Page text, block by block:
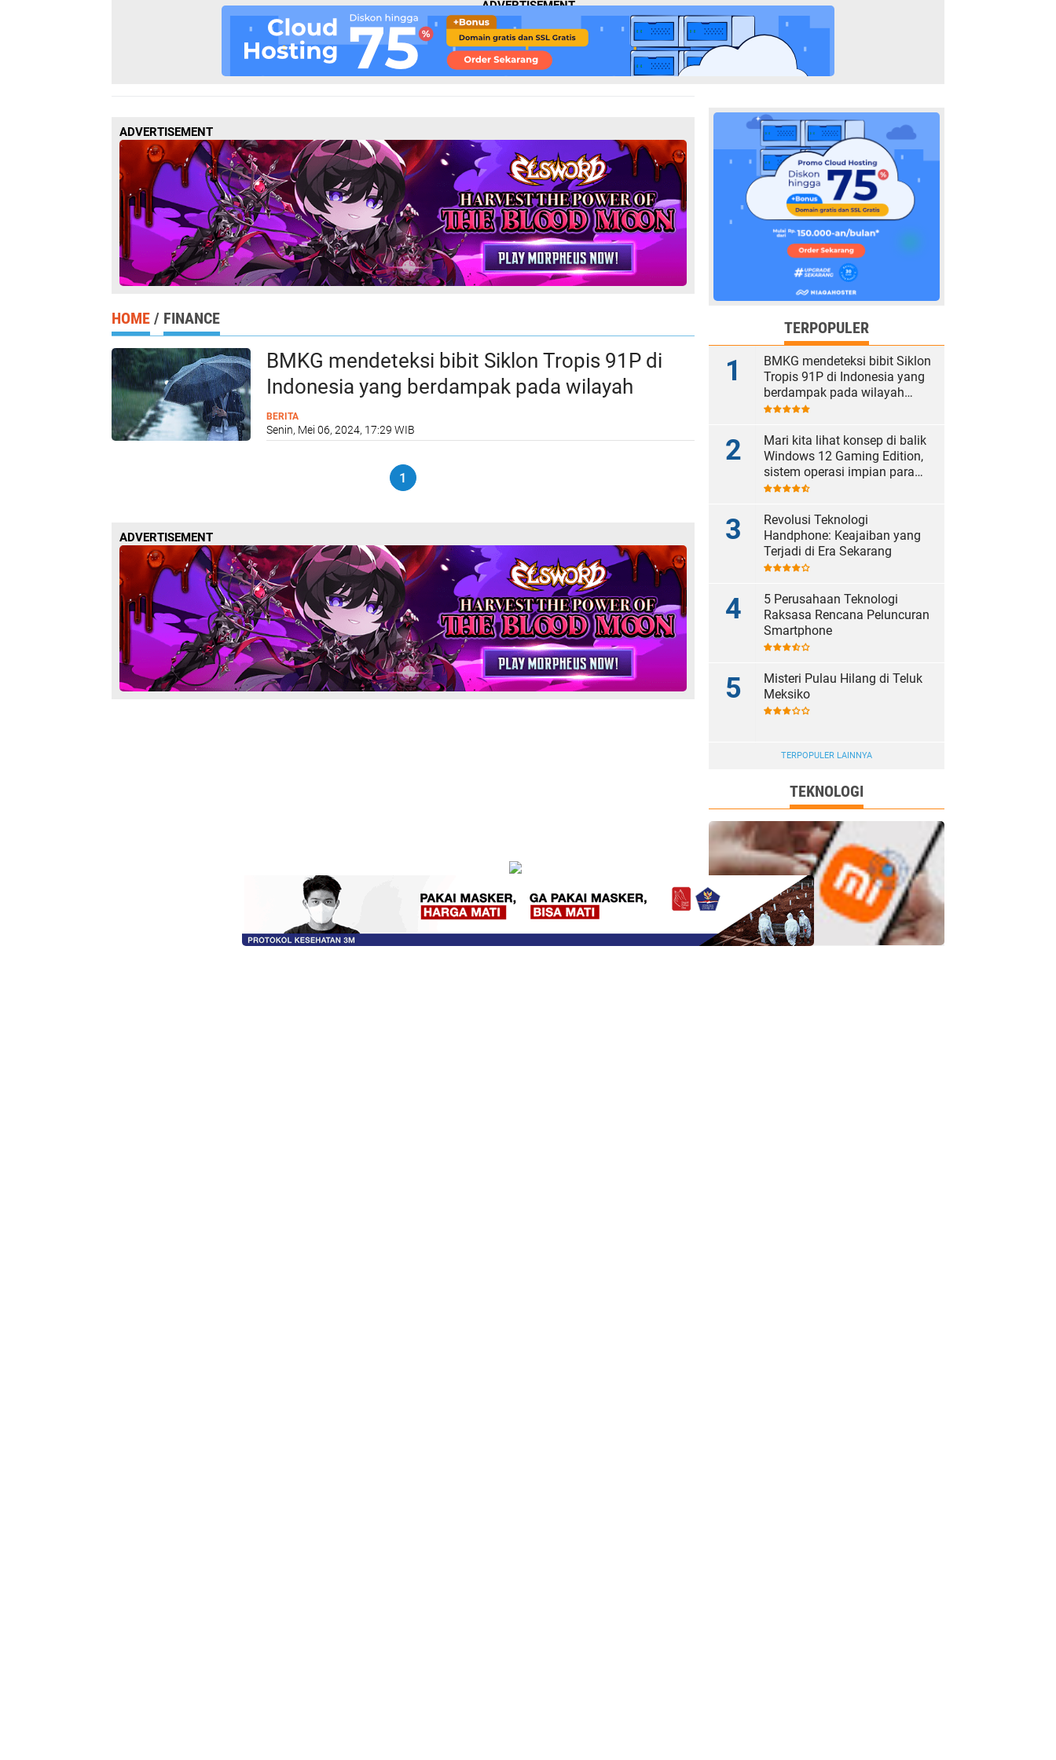
ADVERTISEMENT
ADVERTISEMENT
HOME / FINANCE
BMKG mendeteksi bibit Siklon Tropis 91P di
Indonesia yang berdampak pada wilayah
tersebut.
BERITA
Senin, Mei 06, 2024, 17:29 WIB
1
ADVERTISEMENT
TERPOPULER
BMKG mendeteksi bibit Siklon
Tropis 91P di Indonesia yang
berdampak pada wilayah
tersebut.
Mari kita lihat konsep di balik
Windows 12 Gaming Edition,
sistem operasi impian para
gamer Microsoft.
Revolusi Teknologi
Handphone: Keajaiban yang
Terjadi di Era Sekarang
5 Perusahaan Teknologi
Raksasa Rencana Peluncuran
Smartphone
Misteri Pulau Hilang di Teluk
Meksiko
TERPOPULER LAINNYA
TEKNOLOGI